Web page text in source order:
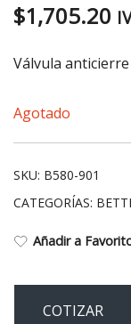
$1,705.20
Válvula
Agotado
SKU: B580-901
CATEGORÍAS:
Añadir a
COTIZAR